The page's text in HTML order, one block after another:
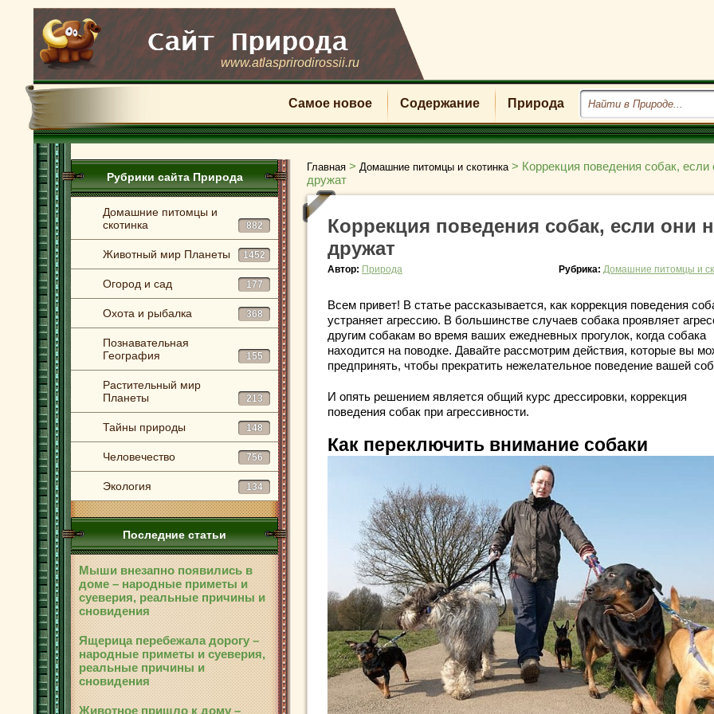
www.atlasprirodirossii.ru
Самое новое Содержание Природа
Рубрики сайта Природа
Домашние питомцы и
скотинка
882
Животный мир Планеты 1452
Огород и сад 177
Охота и рыбалка 368
Познавательная
География
155
Растительный мир
Планеты
213
Тайны природы 148
Человечество 756
Экология 134
Последние статьи
Мыши внезапно появились в
доме – народные приметы и
суеверия, реальные причины и
сновидения
Ящерица перебежала дорогу –
народные приметы и суеверия,
реальные причины и
сновидения
Животное пришло к дому –
Главная > Домашние питомцы и скотинка > Коррекция поведения собак, если
дружат
Коррекция поведения собак, если они
дружат
Автор: Природа Рубрика: Домашние питомцы и
Всем привет! В статье рассказывается, как коррекция поведения
устраняет агрессию. В большинстве случаев собака проявляет
другим собакам во время ваших ежедневных прогулок, когда собака
находится на поводке. Давайте рассмотрим действия, которые вы
предпринять, чтобы прекратить нежелательное поведение вашей
И опять решением является общий курс дрессировки, коррекция
поведения собак при агрессивности.
Как переключить внимание собаки